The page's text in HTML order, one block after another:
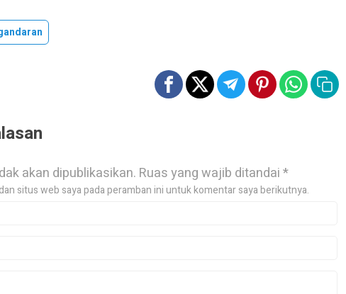
akan dipublikasikan. Ruas yang wajib ditandai*
situs web saya pada peramban ini untuk komentar saya berikutnya.